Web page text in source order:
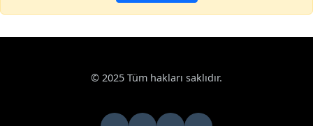
© 2025 Tüm hakları saklıdır.